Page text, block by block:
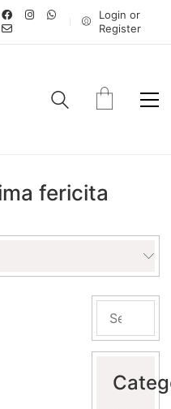
Login or
Register
fericita